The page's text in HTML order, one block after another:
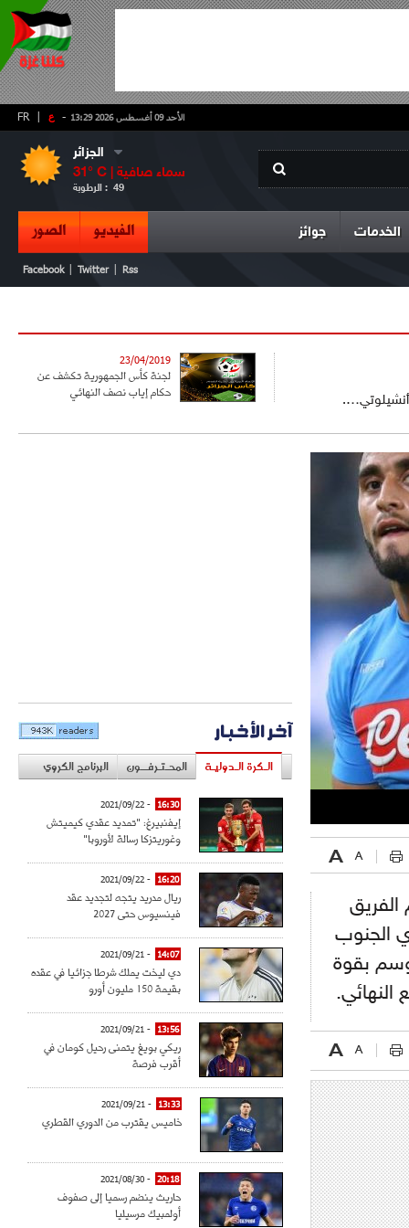
- ع FR الأحد 09 أغسطس 2026 13:29
الجزائر
31° C | سماء صافية
الرطوبة : 49
الخدمات جوائز الفيديو الصور
Facebook Twitter Rss
أنشيلوتي….
23/04/2019
لجنة كأس الجمهورية تكشف عن
حكام إياب نصف النهائي
الجنوب
بقوة
آخر الأخبار
الـكرة الـدوليـة المحـتـرفــون البرنامج الكروي
16:30
- 2021/09/22
إيفنبيرغ: "تمديد عقدي كيميتش
وغوريتزكا رسالة لأوروبا"
16:20
- 2021/09/22
ريال مدريد يتجه لتجديد عقد
فينسيوس حتى 2027
14:07
- 2021/09/21
دي ليخت يملك شرطا جزائيا في عقده
بقيمة 150 مليون أورو
13:56
- 2021/09/21
ريكي بويغ يتمنى رحيل كومان في
أقرب فرصة
13:33
- 2021/09/21
خاميس يقترب من الدوري القطري
20:18
- 2021/08/30
حاريث ينضم رسميا إلى صفوف
أولمبيك مرسيليا